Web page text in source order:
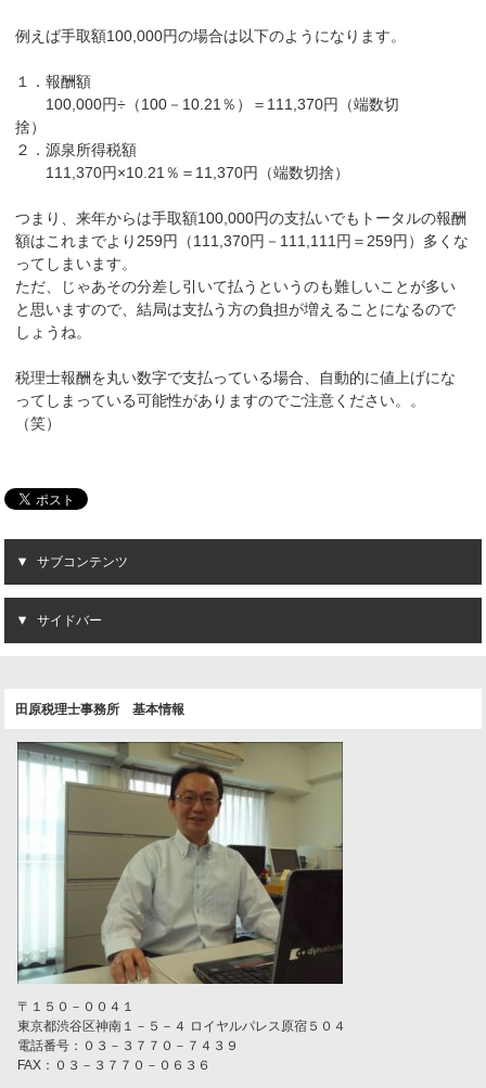
例えば手取額100,000円の場合は以下のようになります。
１．報酬額
100,000円÷（100－10.21％）＝111,370円（端数切
捨）
２．源泉所得税額
111,370円×10.21％＝11,370円（端数切捨）
つまり、来年からは手取額100,000円の支払いでもトータルの報酬
額はこれまでより259円（111,370円－111,111円＝259円）多くな
ってしまいます。
ただ、じゃあその分差し引いて払うというのも難しいことが多い
と思いますので、結局は支払う方の負担が増えることになるので
しょうね。
税理士報酬を丸い数字で支払っている場合、自動的に値上げにな
ってしまっている可能性がありますのでご注意ください。。
（笑）
サブコンテンツ
サイドバー
田原税理士事務所 基本情報
〒１５０－００４１
東京都渋谷区神南１－５－４ ロイヤルパレス原宿５０４
電話番号：０３－３７７０－７４３９
FAX：０３－３７７０－０６３６